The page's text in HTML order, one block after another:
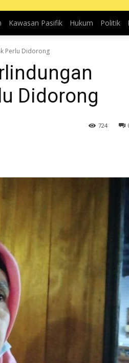
Kawasan Pasifik Hukum Politik
Perlu Didorong
Didorong
724